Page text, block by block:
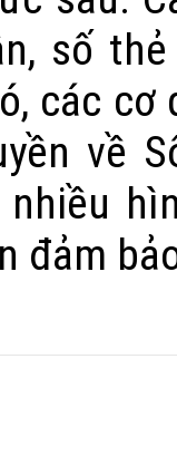
số
các
về
nhiều
đảm